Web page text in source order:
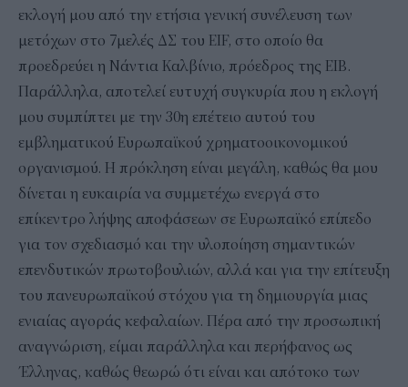
εκλογή μου από την ετήσια γενική συνέλευση των
μετόχων στο 7μελές ΔΣ του EIF, στο οποίο θα
προεδρεύει η Νάντια Καλβίνιο, πρόεδρος της ΕΙΒ.
Παράλληλα, αποτελεί ευτυχή συγκυρία που η εκλογή
μου συμπίπτει με την 30η επέτειο αυτού του
εμβληματικού Ευρωπαϊκού χρηματοοικονομικού
οργανισμού. Η πρόκληση είναι μεγάλη, καθώς θα μου
δίνεται η ευκαιρία να συμμετέχω ενεργά στο
επίκεντρο λήψης αποφάσεων σε Ευρωπαϊκό επίπεδο
για τον σχεδιασμό και την υλοποίηση σημαντικών
επενδυτικών πρωτοβουλιών, αλλά και για την επίτευξη
του πανευρωπαϊκού στόχου για τη δημιουργία μιας
ενιαίας αγοράς κεφαλαίων. Πέρα από την προσωπική
αναγνώριση, είμαι παράλληλα και περήφανος ως
Έλληνας, καθώς θεωρώ ότι είναι και απότοκο των